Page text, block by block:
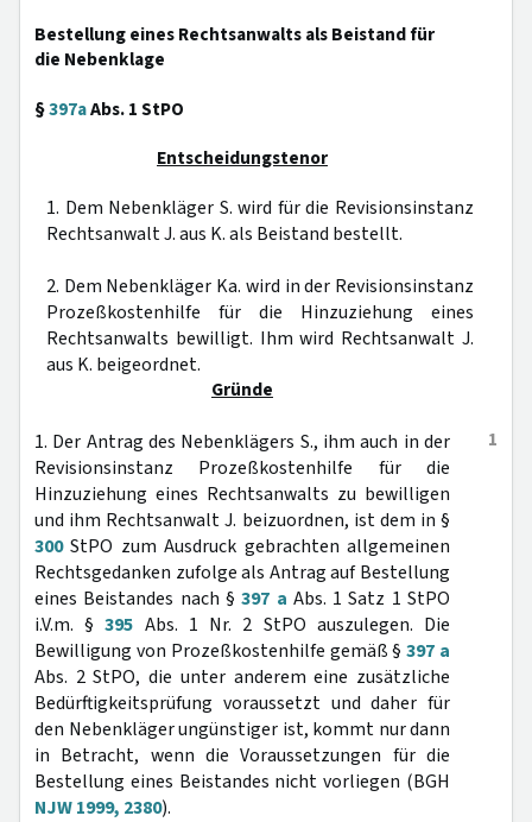
Bestellung eines Rechtsanwalts als Beistand für
die Nebenklage
§397aAbs. 1 StPO
Entscheidungstenor
1. Dem Nebenkläger S. wird für die Revisionsinstanz
Rechtsanwalt J. aus K. als Beistand bestellt.
2. Dem Nebenkläger Ka. wird in der Revisionsinstanz
Prozeßkostenhilfe für die Hinzuziehung eines
Rechtsanwalts bewilligt. Ihm wird Rechtsanwalt J.
aus K. beigeordnet.
Gründe
1
1. Der Antrag des Nebenklägers S., ihm auch in der
Revisionsinstanz Prozeßkostenhilfe für die
Hinzuziehung eines Rechtsanwalts zu bewilligen
und ihm Rechtsanwalt J. beizuordnen, ist dem in §
300StPO zum Ausdruck gebrachten allgemeinen
Rechtsgedanken zufolge als Antrag auf Bestellung
eines Beistandes nach §397 a Abs. 1 Satz 1 StPO
i.V.m. §395 Abs. 1 Nr. 2 StPO auszulegen. Die
Bewilligung von Prozeßkostenhilfe gemäß §397 a
Abs. 2 StPO, die unter anderem eine zusätzliche
Bedürftigkeitsprüfung voraussetzt und daher für
den Nebenkläger ungünstiger ist, kommt nur dann
in Betracht, wenn die Voraussetzungen für die
Bestellung eines Beistandes nicht vorliegen (BGH
NJW 1999, 2380).